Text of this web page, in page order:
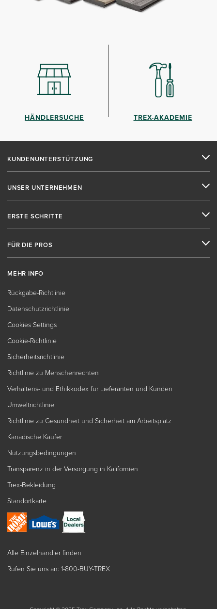
HÄNDLERSUCHE TREX-AKADEMIE
KUNDENUNTERSTÜTZUNG
UNSER UNTERNEHMEN
ERSTE SCHRITTE
FÜR DIE PROS
MEHR INFO
Rückgabe-Richtlinie
Datenschutzrichtlinie
Cookies Settings
Cookie-Richtlinie
Sicherheitsrichtlinie
Richtlinie zu Menschenrechten
Verhaltens- und Ethikkodex für Lieferanten und Kunden
Umweltrichtlinie
Richtlinie zu Gesundheit und Sicherheit am Arbeitsplatz
Kanadische Käufer
Nutzungsbedingungen
Transparenz in der Versorgung in Kalifornien
Trex-Bekleidung
Standortkarte
Alle Einzelhändler finden
Rufen Sie uns an: 1-800-BUY-TREX